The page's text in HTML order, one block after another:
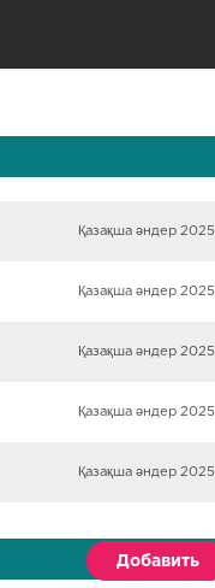
Қазақша әндер 2025
Қазақша әндер 2025
Қазақша әндер 2025
Қазақша әндер 2025
Қазақша әндер 2025
Добавить